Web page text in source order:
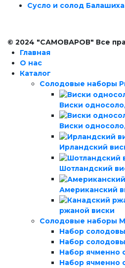
Сусло и солод Балашиха
© 2024 "САМОВАРОВ" Все
Главная
О нас
Каталог
Солодовые наборы
Виски
Виски
Ирландский
Шотландский
Американский
ржаной виски
Солодовые наборы
Набор
Набор
Набор ячменно
Набор ячменно